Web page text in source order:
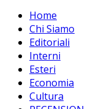
Home
Chi Siamo
Editoriali
Interni
Esteri
Economia
Cultura